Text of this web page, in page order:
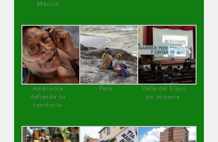
México
Amazonía
defiende su
territorio
Perú
Valle del Elqui
sin minería.